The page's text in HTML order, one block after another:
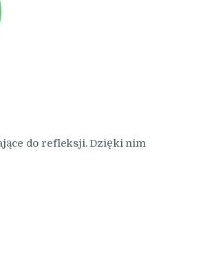
do refleksji. Dzięki nim